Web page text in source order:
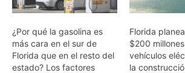
¿Por qué la gasolina es
más cara en el sur de
Florida que en el resto del
estado? Los factores
Florida
$200
vehículos
la